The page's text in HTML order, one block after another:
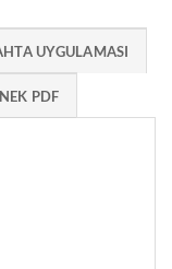
UYGULAMASI
PDF